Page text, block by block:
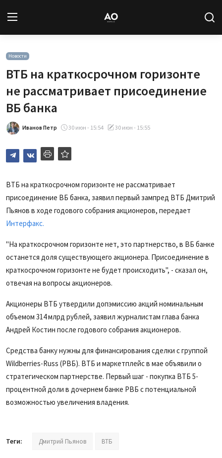
Статьи
Авторы
Архив
База знаний
Подписка
Новости
ВТБ на краткосрочном горизонте
не рассматривает присоединение
ВБ банка
Иванов Петр 30 июн - 15:54 30 июн - 15:55
ВТБ на краткосрочном горизонте не рассматривает
присоединение ВБ банка, заявил первый зампред ВТБ Дмитрий
Пьянов в ходе годового собрания акционеров, передает
Интерфакс.
"На краткосрочном горизонте нет, это партнерство, в ВБ банке
останется доля существующего акционера. Присоединение в
краткосрочном горизонте не будет происходить", - сказал он,
отвечая на вопросы акционеров.
Акционеры ВТБ утвердили допэмиссию акций номинальным
объемом 314 млрд рублей, заявил журналистам глава банка
Андрей Костин после годового собрания акционеров.
Средства банку нужны для финансирования сделки с группой
Wildberries-Russ (РВБ). ВТБ и маркетплейс в мае объявили о
стратегическом партнерстве. Первый шаг - покупка ВТБ 5-
процентной доли в дочернем банке РВБ с потенциальной
возможностью увеличения владения.
Теги: Дмитрий Пьянов ВТБ